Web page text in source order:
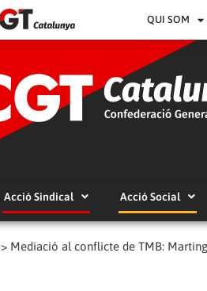
QUI SOM
Acció Sindical Acció Social
> Mediació al conflicte de TMB: